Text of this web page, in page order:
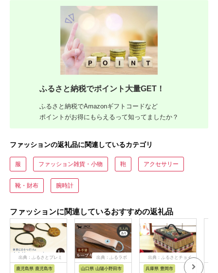
ふるさと納税でポイント大量GET！
ふるさと納税でAmazonギフトコードなど
ポイントがお得にもらえるって知ってましたか？
ファッションの返礼品に関連しているカテゴリ
服 ファッション雑貨・小物 鞄 アクセサリー
靴・財布 腕時計
ファッションに関連しているおすすめの返礼品
出典：ふるさとプレミ
アム
鹿児島県 鹿児島市
出典：ふるラボ
山口県 山陽小野田市
出典：ふるさとチョイ
兵庫県 豊岡市